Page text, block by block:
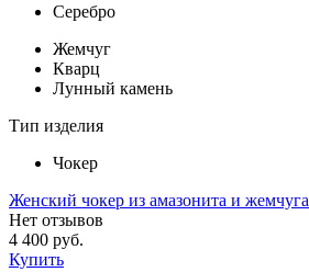
Серебро
Жемчуг
Кварц
Лунный камень
Тип изделия
Чокер
Женский чокер из амазонита и жемчуга
Нет отзывов
4 400 руб.
Купить